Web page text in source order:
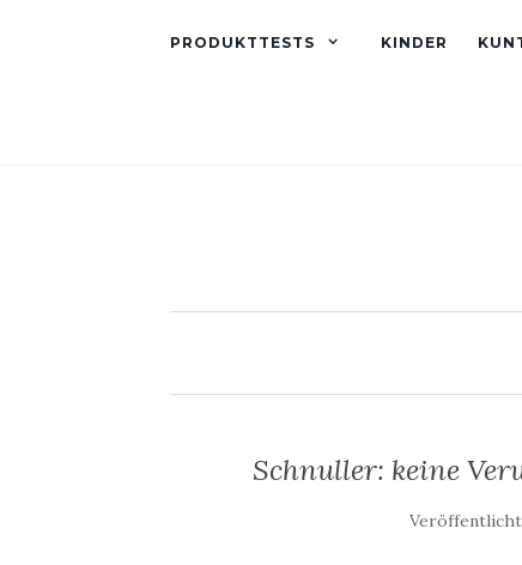
PRODUKTTESTS KINDER
Schnuller: keine
Veröffentlicht